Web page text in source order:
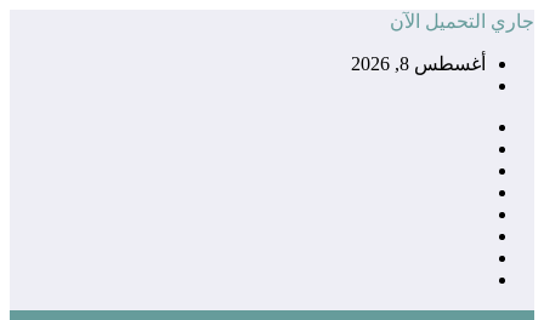
التجاوز
المحتوى
جاري التحميل الآن
أغسطس 8, 2026